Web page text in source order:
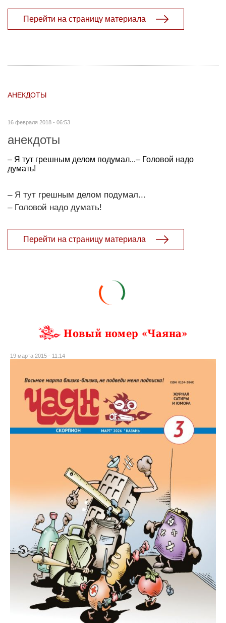
Перейти на страницу материала
АНЕКДОТЫ
16 февраля 2018 - 06:53
анекдоты
– Я тут грешным делом подумал...– Головой надо
думать!
– Я тут грешным делом подумал...
– Головой надо думать!
Перейти на страницу материала
Новый номер «Чаяна»
19 марта 2015 - 11:14